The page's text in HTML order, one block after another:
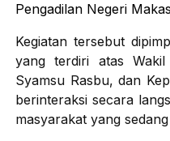
Pengadilan Negeri
Kegiatan tersebut
yang terdiri atas
Syamsu Rasbu, dan
berinteraksi secara
masyarakat yang